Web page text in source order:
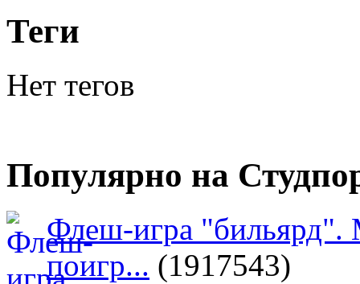
Теги
Нет тегов
Популярно на
Флеш-игра "бильярд".
поигр... (1917543)